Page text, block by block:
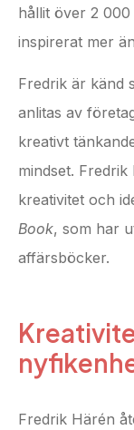
hållit över 2
inspirerat mer
Fredrik är känd
anlitas av
kreativt
mindset.
kreativitet och
Book, som har
affärsböcker.
Fredrik Härén